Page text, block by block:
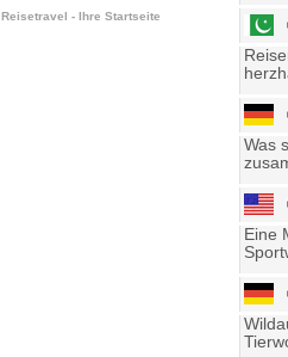
Was
Eine
Reisetravel - Ihre Startseite